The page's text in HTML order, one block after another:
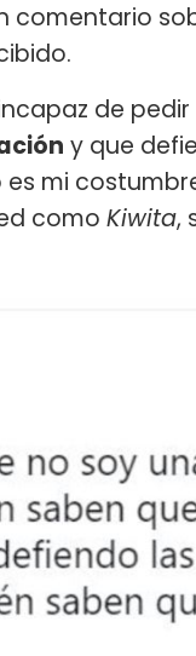
comentario
de pedir
y que
es mi
como Kiwita,